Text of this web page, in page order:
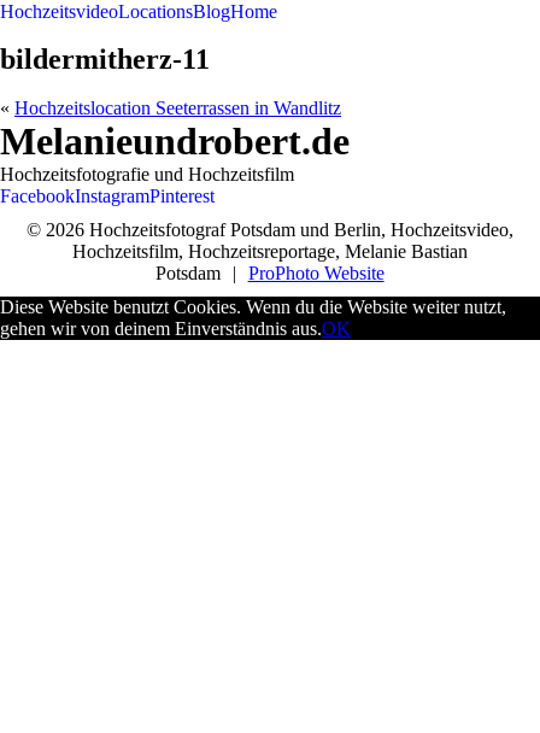
HochzeitsvideoLocationsBlogHome
bildermitherz-11
« Hochzeitslocation Seeterrassen in Wandlitz
Melanieundrobert.de
Hochzeitsfotografie und Hochzeitsfilm
FacebookInstagramPinterest
© 2026 Hochzeitsfotograf Potsdam und Berlin, Hochzeitsvideo,
Hochzeitsfilm, Hochzeitsreportage, Melanie Bastian
Potsdam
|
ProPhoto Website
Diese Website benutzt Cookies. Wenn du die Website weiter nutzt,
gehen wir von deinem Einverständnis aus.OK